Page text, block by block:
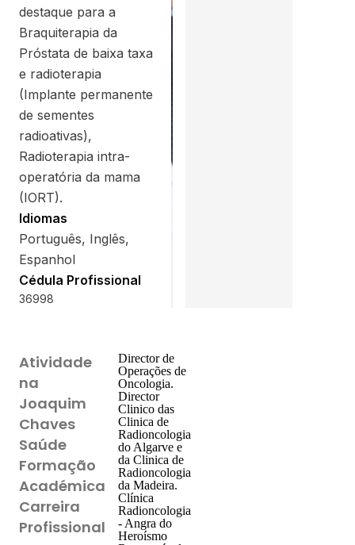
destaque para a
Braquiterapia da
Próstata de baixa taxa
e radioterapia
(Implante permanente
de sementes
radioativas),
Radioterapia intra-
operatória da mama
(IORT).
Idiomas
Português, Inglês,
Espanhol
Cédula Profissional
36998
Atividade
na
Joaquim
Chaves
Saúde
Formação
Académica
Carreira
Profissional
Director de
Operações de
Oncologia.
Director
Clinico das
Clinica de
Radioncologia
do Algarve e
da Clinica de
Radioncologia
da Madeira.
Clínica
Radioncologia
- Angra do
Heroísmo